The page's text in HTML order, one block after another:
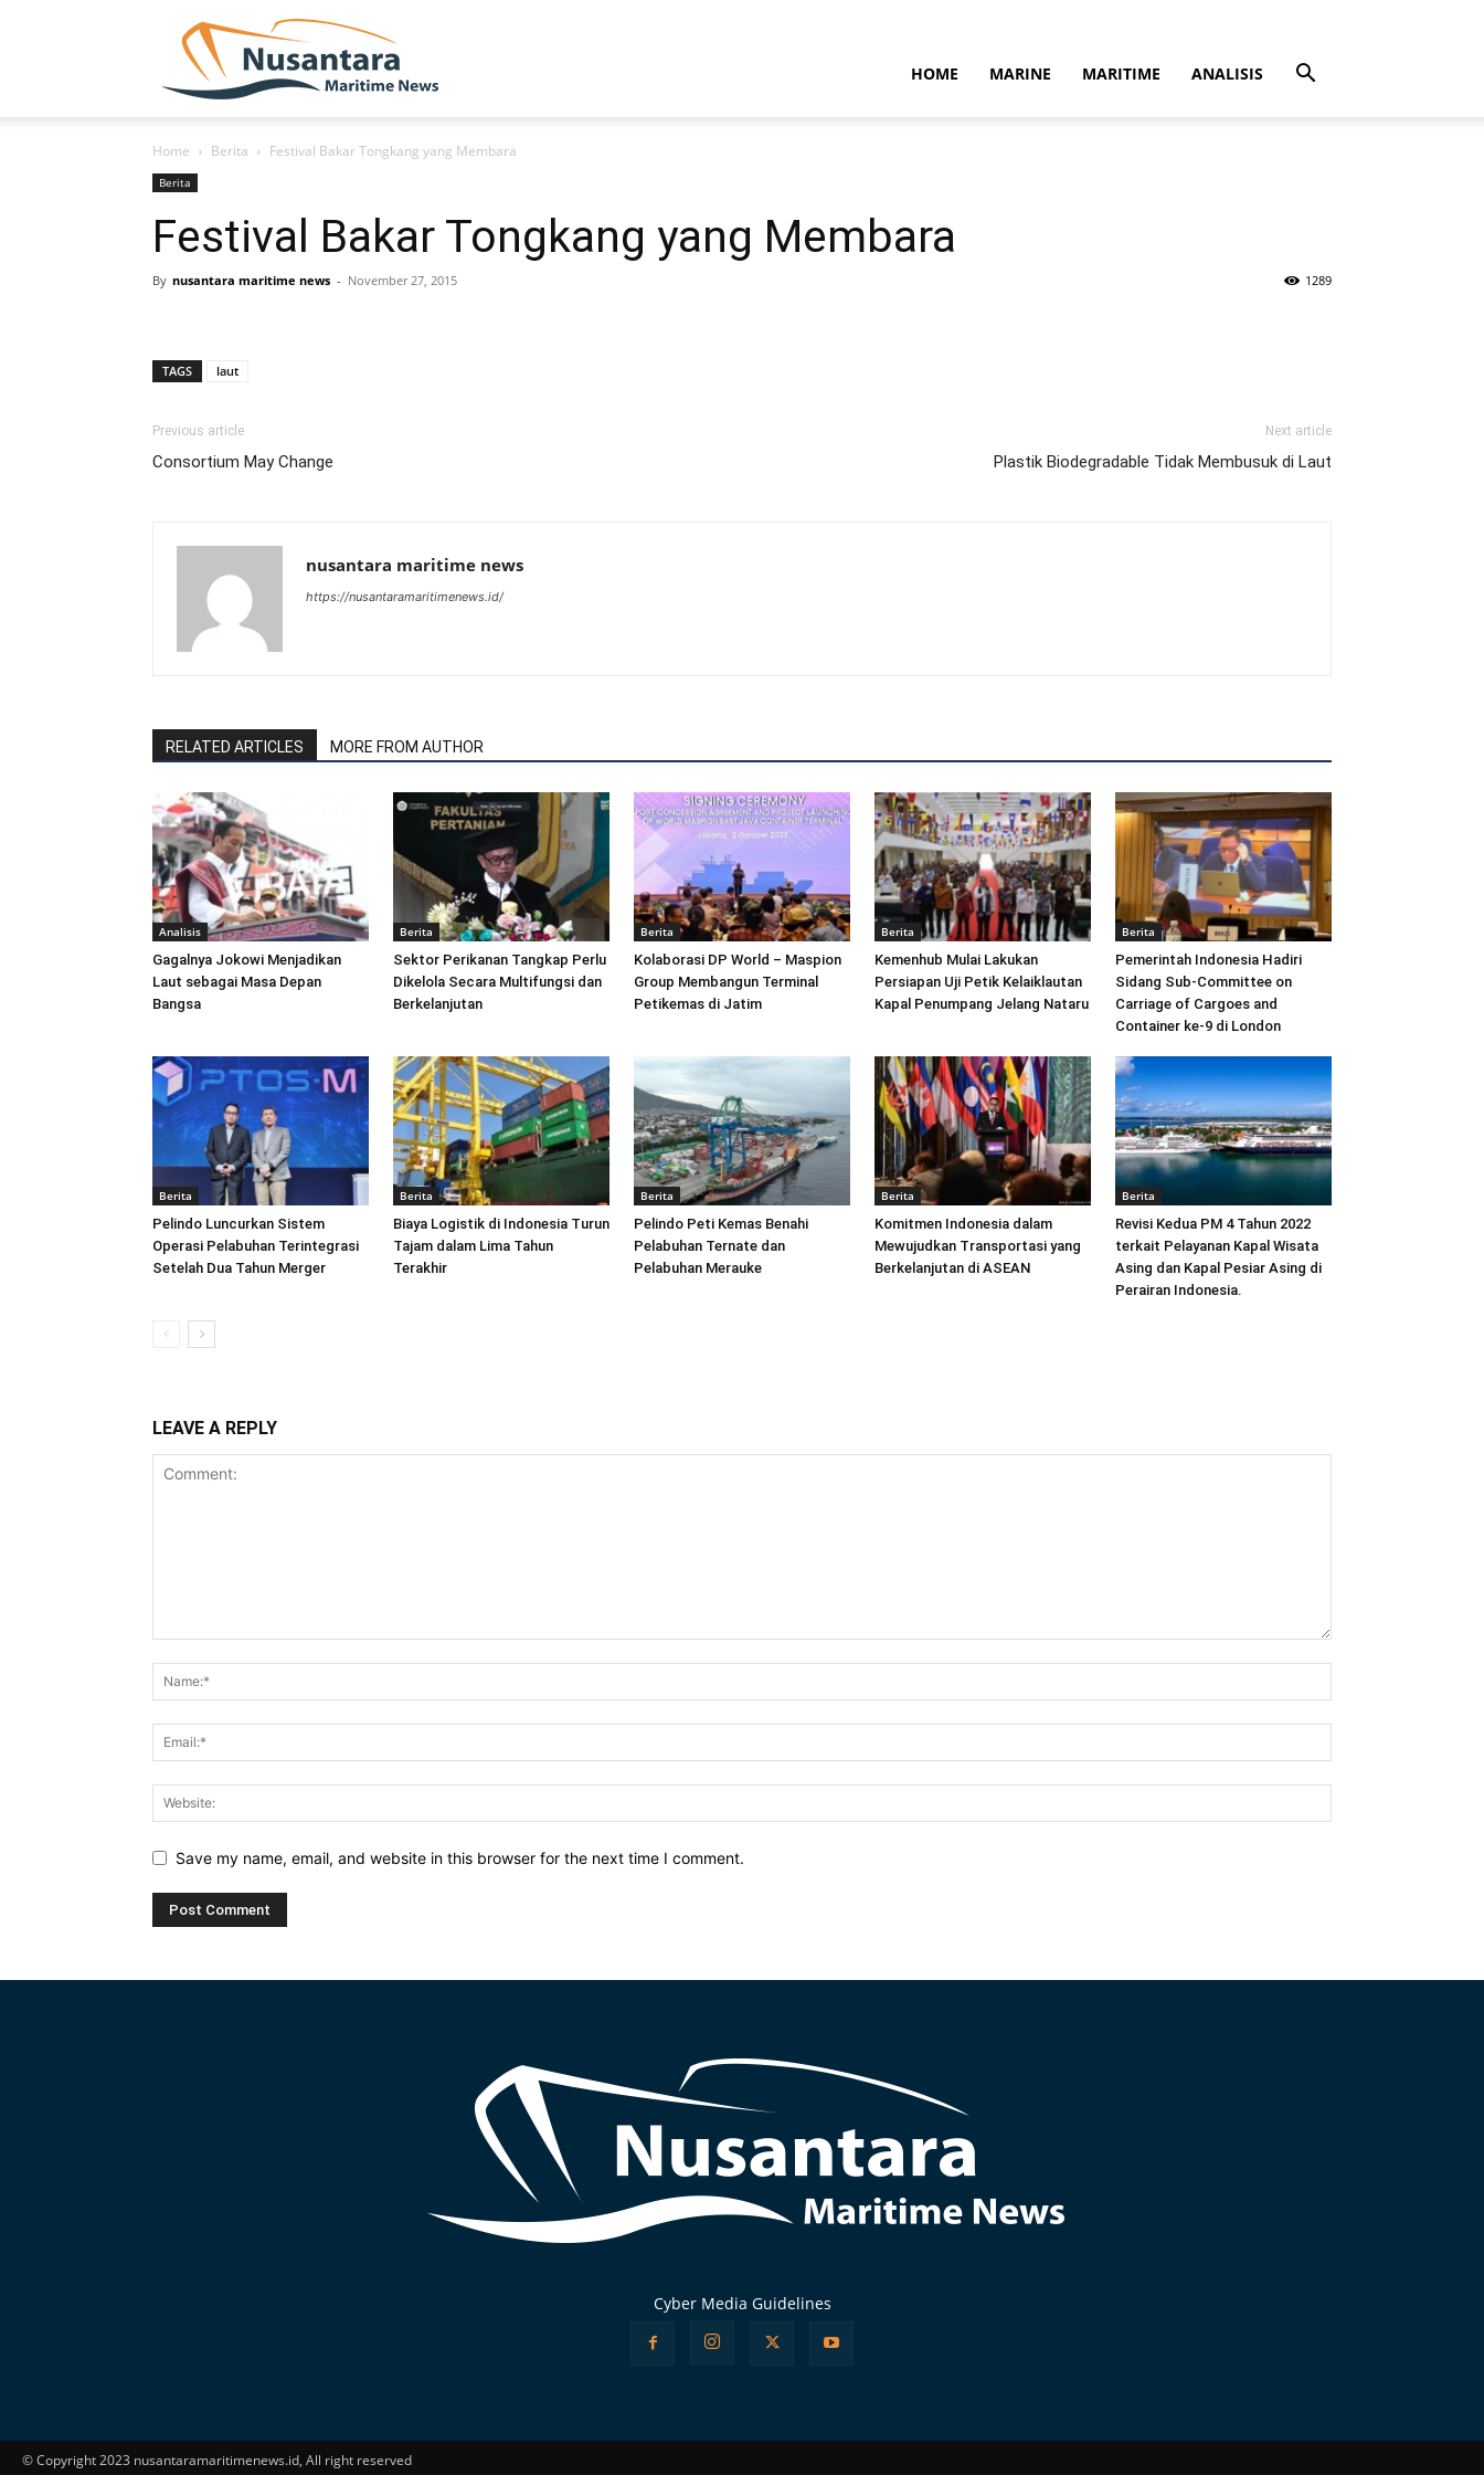
HOME MARINE MARITIME ANALISIS
Home Berita Festival Bakar Tongkang yang Membara
Berita
Festival Bakar Tongkang yang Membara
By nusantara maritime news - November 27, 2015 1289
TAGS laut
Previous article
Consortium May Change
Next article
Plastik Biodegradable Tidak Membusuk di Laut
nusantara maritime news
https://nusantaramaritimenews.id/
RELATED ARTICLES MORE FROM AUTHOR
Analisis
Gagalnya Jokowi Menjadikan
Laut sebagai Masa Depan
Bangsa
Berita
Sektor Perikanan Tangkap Perlu
Dikelola Secara Multifungsi dan
Berkelanjutan
Berita
Kolaborasi DP World – Maspion
Group Membangun Terminal
Petikemas di Jatim
Berita
Kemenhub Mulai Lakukan
Persiapan Uji Petik Kelaiklautan
Kapal Penumpang Jelang Nataru
Berita
Pemerintah Indonesia Hadiri
Sidang Sub-Committee on
Carriage of Cargoes and
Container ke-9 di London
Berita
Pelindo Luncurkan Sistem
Operasi Pelabuhan Terintegrasi
Setelah Dua Tahun Merger
Berita
Biaya Logistik di Indonesia Turun
Tajam dalam Lima Tahun
Terakhir
Berita
Pelindo Peti Kemas Benahi
Pelabuhan Ternate dan
Pelabuhan Merauke
Berita
Komitmen Indonesia dalam
Mewujudkan Transportasi yang
Berkelanjutan di ASEAN
Berita
Revisi Kedua PM 4 Tahun 2022
terkait Pelayanan Kapal Wisata
Asing dan Kapal Pesiar Asing di
Perairan Indonesia.
LEAVE A REPLY
Save my name, email, and website in this browser for the next time I comment.
Cyber Media Guidelines
© Copyright 2023 nusantaramaritimenews.id, All right reserved